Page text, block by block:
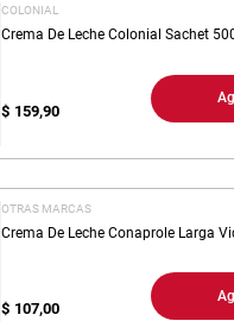
COLONIAL
Crema De Leche Colonial Sachet
$ 159,90
OTRAS MARCAS
Crema De Leche Conaprole Larga
$ 107,00